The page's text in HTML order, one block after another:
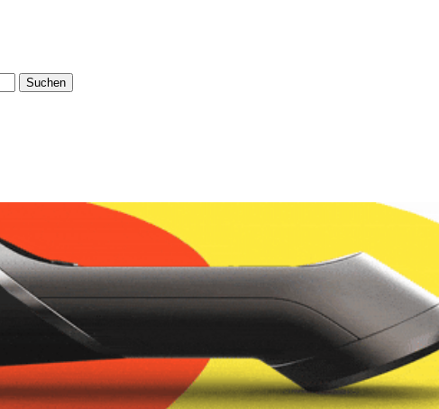
Suchen